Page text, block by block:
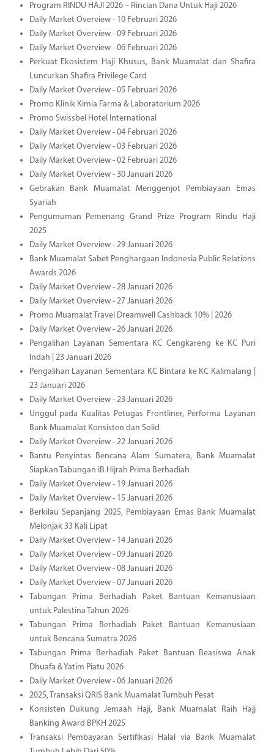
Program RINDU HAJI 2026 – Rincian Dana Untuk Haji 2026
Daily Market Overview - 10 Februari 2026
Daily Market Overview - 09 Februari 2026
Daily Market Overview - 06 Februari 2026
Perkuat Ekosistem Haji Khusus, Bank Muamalat dan Shafira
Luncurkan Shafira Privilege Card
Daily Market Overview - 05 Februari 2026
Promo Klinik Kimia Farma & Laboratorium 2026
Promo Swissbel Hotel International
Daily Market Overview - 04 Februari 2026
Daily Market Overview - 03 Februari 2026
Daily Market Overview - 02 Februari 2026
Daily Market Overview - 30 Januari 2026
Gebrakan Bank Muamalat Menggenjot Pembiayaan Emas
Syariah
Pengumuman Pemenang Grand Prize Program Rindu Haji
2025
Daily Market Overview - 29 Januari 2026
Bank Muamalat Sabet Penghargaan Indonesia Public Relations
Awards 2026
Daily Market Overview - 28 Januari 2026
Daily Market Overview - 27 Januari 2026
Promo Muamalat Travel Dreamwell Cashback 10% | 2026
Daily Market Overview - 26 Januari 2026
Pengalihan Layanan Sementara KC Cengkareng ke KC Puri
Indah | 23 Januari 2026
Pengalihan Layanan Sementara KC Bintara ke KC Kalimalang |
23 Januari 2026
Daily Market Overview - 23 Januari 2026
Unggul pada Kualitas Petugas Frontliner, Performa Layanan
Bank Muamalat Konsisten dan Solid
Daily Market Overview - 22 Januari 2026
Bantu Penyintas Bencana Alam Sumatera, Bank Muamalat
Siapkan Tabungan iB Hijrah Prima Berhadiah
Daily Market Overview - 19 Januari 2026
Daily Market Overview - 15 Januari 2026
Berkilau Sepanjang 2025, Pembiayaan Emas Bank Muamalat
Melonjak 33 Kali Lipat
Daily Market Overview - 14 Januari 2026
Daily Market Overview - 09 Januari 2026
Daily Market Overview - 08 Januari 2026
Daily Market Overview - 07 Januari 2026
Tabungan Prima Berhadiah Paket Bantuan Kemanusiaan
untuk Palestina Tahun 2026
Tabungan Prima Berhadiah Paket Bantuan Kemanusiaan
untuk Bencana Sumatra 2026
Tabungan Prima Berhadiah Paket Bantuan Beasiswa Anak
Dhuafa & Yatim Piatu 2026
Daily Market Overview - 06 Januari 2026
2025, Transaksi QRIS Bank Muamalat Tumbuh Pesat
Konsisten Dukung Jemaah Haji, Bank Muamalat Raih Hajj
Banking Award BPKH 2025
Transaksi Pembayaran Sertifikasi Halal via Bank Muamalat